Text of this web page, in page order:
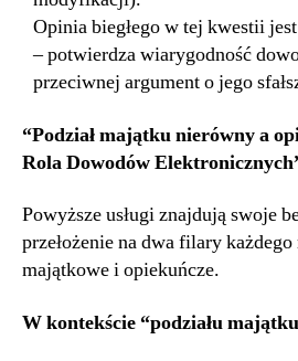
Opinia biegłego w tej kwestii
– potwierdza wiarygodność
przeciwnej argument o jego
“Podział majątku nierówny a
Rola Dowodów
Powyższe usługi znajdują swoje
przełożenie na dwa filary
majątkowe i opiekuńcze.
W kontekście “podziału